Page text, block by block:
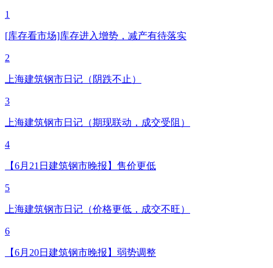
1
[库存看市场]库存进入增势，减产有待落实
2
上海建筑钢市日记（阴跌不止）
3
上海建筑钢市日记（期现联动，成交受阻）
4
【6月21日建筑钢市晚报】售价更低
5
上海建筑钢市日记（价格更低，成交不旺）
6
【6月20日建筑钢市晚报】弱势调整